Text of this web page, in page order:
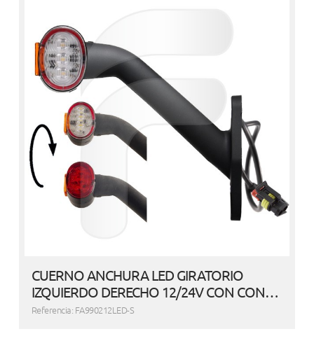
CUERNO ANCHURA LED GIRATORIO
IZQUIERDO DERECHO 12/24V CON CON…
Referencia: FA990212LED-S